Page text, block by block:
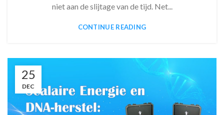
niet aan de slijtage van de tijd. Net...
CONTINUE READING
25
DEC